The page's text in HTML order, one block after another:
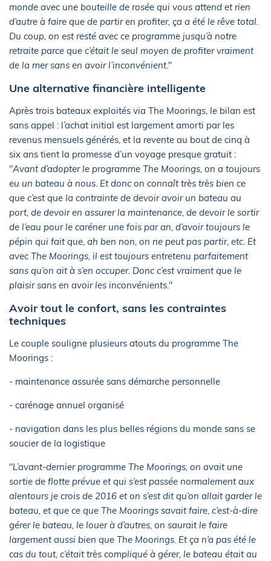
monde avec une bouteille de rosée qui vous attend et rien
d’autre à faire que de partir en profiter, ça a été le rêve total.
Du coup, on est resté avec ce programme jusqu’à notre
retraite parce que c’était le seul moyen de profiter vraiment
de la mer sans en avoir l’inconvénient."
Une alternative financière intelligente
Après trois bateaux exploités via The Moorings, le bilan est
sans appel : l’achat initial est largement amorti par les
revenus mensuels générés, et la revente au bout de cinq à
six ans tient la promesse d’un voyage presque gratuit :
"Avant d’adopter le programme The Moorings, on a toujours
eu un bateau à nous. Et donc on connaît très très bien ce
que c’est que la contrainte de devoir avoir un bateau au
port, de devoir en assurer la maintenance, de devoir le sortir
de l’eau pour le caréner une fois par an, d’avoir toujours le
pépin qui fait que, ah ben non, on ne peut pas partir, etc. Et
avec The Moorings, il est toujours entretenu parfaitement
sans qu’on ait à s’en occuper. Donc c’est vraiment que le
plaisir sans en avoir les inconvénients. "
Avoir tout le confort, sans les contraintes
techniques
Le couple souligne plusieurs atouts du programme The
Moorings :
- maintenance assurée sans démarche personnelle
- carénage annuel organisé
- navigation dans les plus belles régions du monde sans se
soucier de la logistique
"L’avant-dernier programme The Moorings, on avait une
sortie de flotte prévue et qui s’est passée normalement aux
alentours je crois de 2016 et on s’est dit qu’on allait garder le
bateau, et que ce que The Moorings savait faire, c’est-à-dire
gérer le bateau, le louer à d’autres, on saurait le faire
largement aussi bien que The Moorings. Et ça n’a pas été le
cas du tout, c’était très compliqué à gérer, le bateau était au